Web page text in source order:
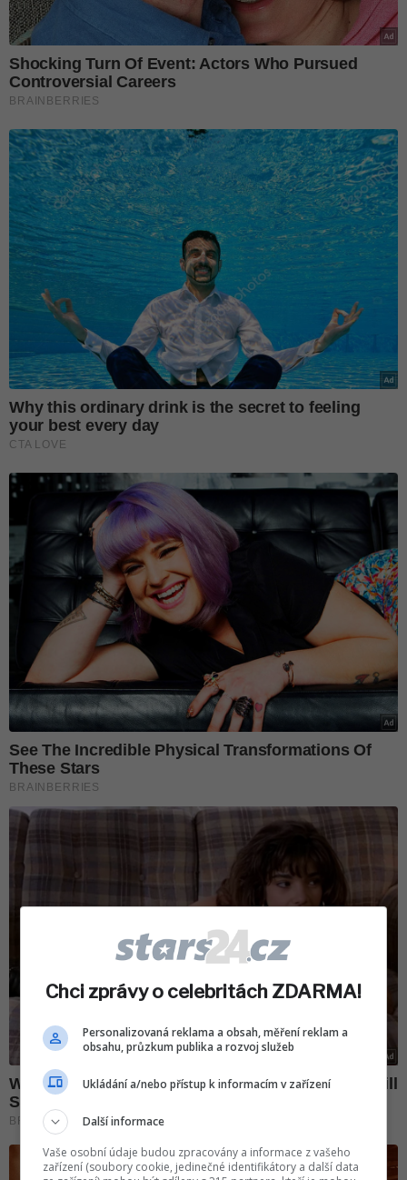
Chci zprávy o celebritách ZDARMA!
Personalizovaná reklama a obsah, měření reklam a
obsahu, průzkum publika a rozvoj služeb
Ukládání a/nebo přístup k informacím v zařízení
Další informace
Vaše osobní údaje budou zpracovány a informace z vašeho
zařízení (soubory cookie, jedinečné identifikátory a další data